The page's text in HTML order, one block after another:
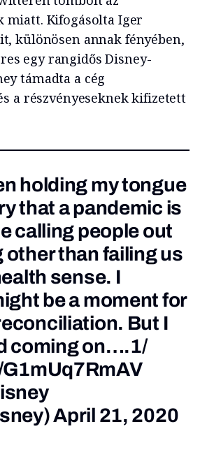
miatt. Kifogásolta Iger
különösen annak fényében,
egy rangidős Disney-
támadta a cég
a részvényeseknek kifizetett
holding my tongue
that a pandemic is
calling people out
other than failing us
sense. I
be a moment for
But I
coming on….1/
April 21, 2020